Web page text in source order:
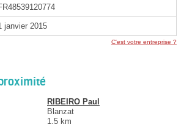
janvier 2015
C'est votre entreprise ?
RIBEIRO Paul
Blanzat
1.5 km